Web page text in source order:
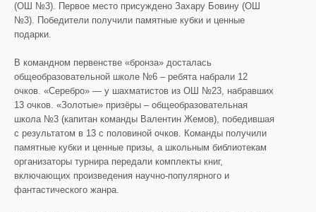
(ОШ №3). Первое место присуждено Захару Бовину (ОШ
№3). Победители получили памятные кубки и ценные
подарки.
В командном первенстве «бронза» досталась
общеобразовательной школе №6 – ребята набрали 12
очков. «Серебро» — у шахматистов из ОШ №23, набравших
13 очков. «Золотые» призёры – общеобразовательная
школа №3 (капитан команды Валентин Жемов), победившая
с результатом в 13 с половиной очков. Команды получили
памятные кубки и ценные призы, а школьным библиотекам
организаторы турнира передали комплекты книг,
включающих произведения научно-популярного и
фантастического жанра.